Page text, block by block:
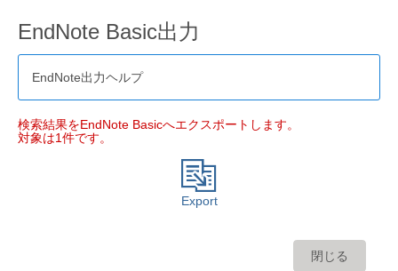
EndNote Basic出力
EndNote出力ヘルプ
検索結果をEndNote Basicへエクスポートします。
対象は1件です。
Export